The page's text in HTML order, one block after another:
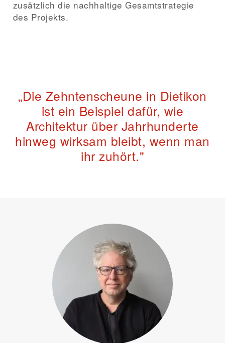
zusätzlich die nachhaltige Gesamtstrategie
des Projekts.
„Die Zehntenscheune in Dietikon
ist ein Beispiel dafür, wie
Architektur über Jahrhunderte
hinweg wirksam bleibt, wenn man
ihr zuhört."